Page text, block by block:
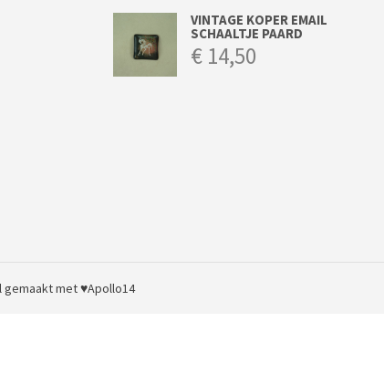
VINTAGE KOPER EMAIL
SCHAALTJE PAARD
€ 14,50
gemaakt met ♥Apollo14